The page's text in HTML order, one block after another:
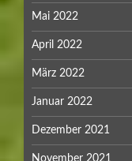
Mai 2022
April 2022
März 2022
Januar 2022
Dezember 2021
November 2021